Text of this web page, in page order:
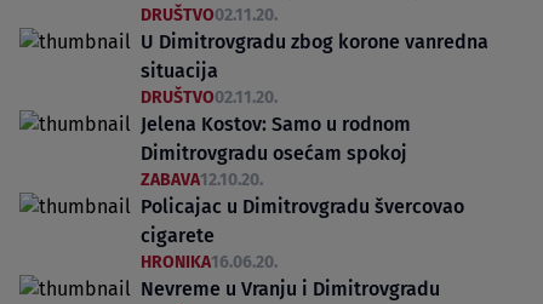
DRUŠTVO02.11.20.
U Dimitrovgradu zbog korone vanredna
situacija
DRUŠTVO02.11.20.
Jelena Kostov: Samo u rodnom
Dimitrovgradu osećam spokoj
ZABAVA12.10.20.
Policajac u Dimitrovgradu švercovao
cigarete
HRONIKA16.06.20.
Nevreme u Vranju i Dimitrovgradu